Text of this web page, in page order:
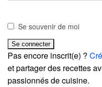
Se souvenir de moi
Pas encore inscrit(e) ?
et partager des recettes
passionnés de cuisine.